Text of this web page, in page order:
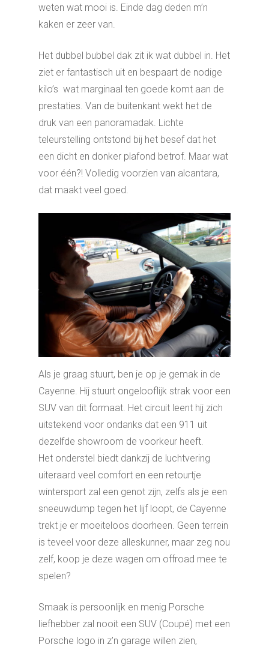
weten wat mooi is. Einde dag deden m’n
kaken er zeer van.
Het dubbel bubbel dak zit ik wat dubbel in. Het
ziet er fantastisch uit en bespaart de nodige
kilo’s wat marginaal ten goede komt aan de
prestaties. Van de buitenkant wekt het de
druk van een panoramadak. Lichte
teleurstelling ontstond bij het besef dat het
een dicht en donker plafond betrof. Maar wat
voor één?! Volledig voorzien van alcantara,
dat maakt veel goed.
Als je graag stuurt, ben je op je gemak in de
Cayenne. Hij stuurt ongelooflijk strak voor een
SUV van dit formaat. Het circuit leent hij zich
uitstekend voor ondanks dat een 911 uit
dezelfde showroom de voorkeur heeft.
Het onderstel biedt dankzij de luchtvering
uiteraard veel comfort en een retourtje
wintersport zal een genot zijn, zelfs als je een
sneeuwdump tegen het lijf loopt, de Cayenne
trekt je er moeiteloos doorheen. Geen terrein
is teveel voor deze alleskunner, maar zeg nou
zelf, koop je deze wagen om offroad mee te
spelen?
Smaak is persoonlijk en menig Porsche
liefhebber zal nooit een SUV (Coupé) met een
Porsche logo in z’n garage willen zien,